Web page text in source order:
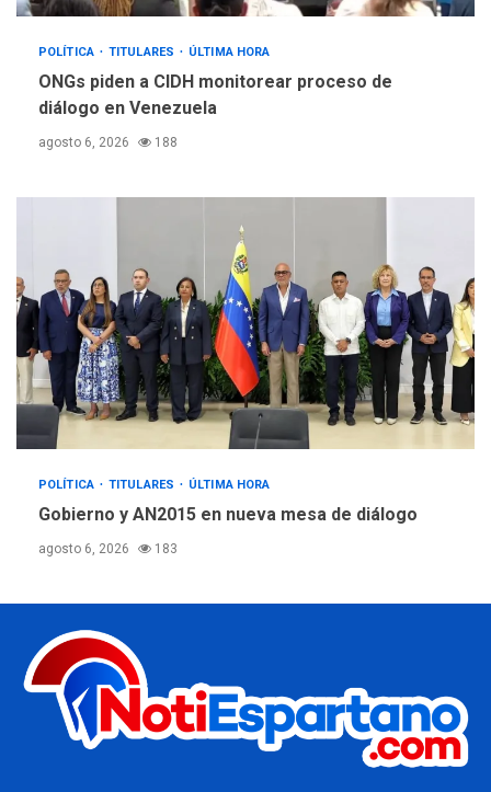
POLÍTICA TITULARES ÚLTIMA HORA
ONGs piden a CIDH monitorear proceso de
diálogo en Venezuela
agosto 6, 2026 188
POLÍTICA TITULARES ÚLTIMA HORA
Gobierno y AN2015 en nueva mesa de diálogo
agosto 6, 2026 183